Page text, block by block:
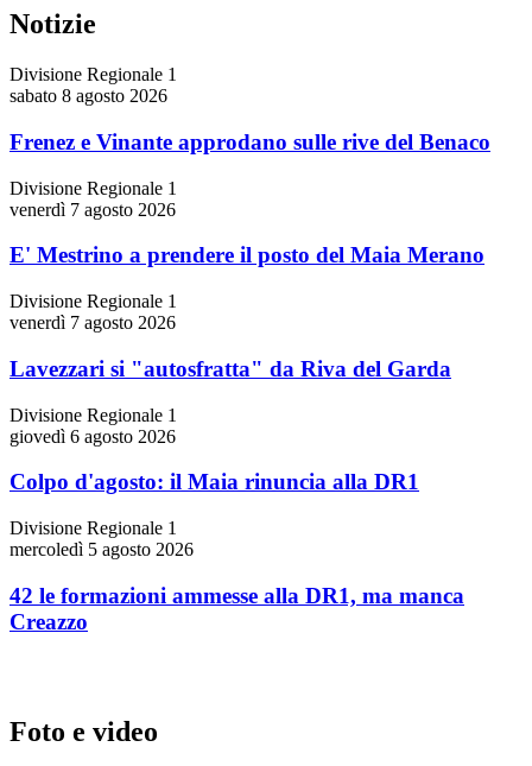
Notizie
Divisione Regionale 1
sabato 8 agosto 2026
Frenez e Vinante approdano sulle rive del Benaco
Divisione Regionale 1
venerdì 7 agosto 2026
E' Mestrino a prendere il posto del Maia Merano
Divisione Regionale 1
venerdì 7 agosto 2026
Lavezzari si "autosfratta" da Riva del Garda
Divisione Regionale 1
giovedì 6 agosto 2026
Colpo d'agosto: il Maia rinuncia alla DR1
Divisione Regionale 1
mercoledì 5 agosto 2026
42 le formazioni ammesse alla DR1, ma manca
Creazzo
Foto e video